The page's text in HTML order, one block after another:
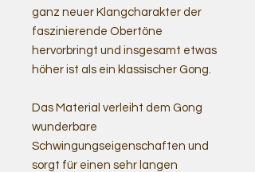
ganz neuer Klangcharakter der
faszinierende Obertöne
hervorbringt und insgesamt etwas
höher ist als ein klassischer Gong.
Das Material verleiht dem Gong
wunderbare
Schwingungseigenschaften und
sorgt für einen sehr langen